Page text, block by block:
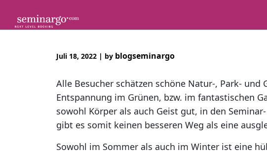
content
Juli 18, 2022 | by blogseminargo
Alle Besucher schätzen schöne Natur-, Park-
Entspannung im Grünen, bzw. im fantastischen
sowohl Körper als auch Geist gut, in den
gibt es somit keinen besseren Weg als eine
Sowohl im Sommer als auch im Winter ist eine